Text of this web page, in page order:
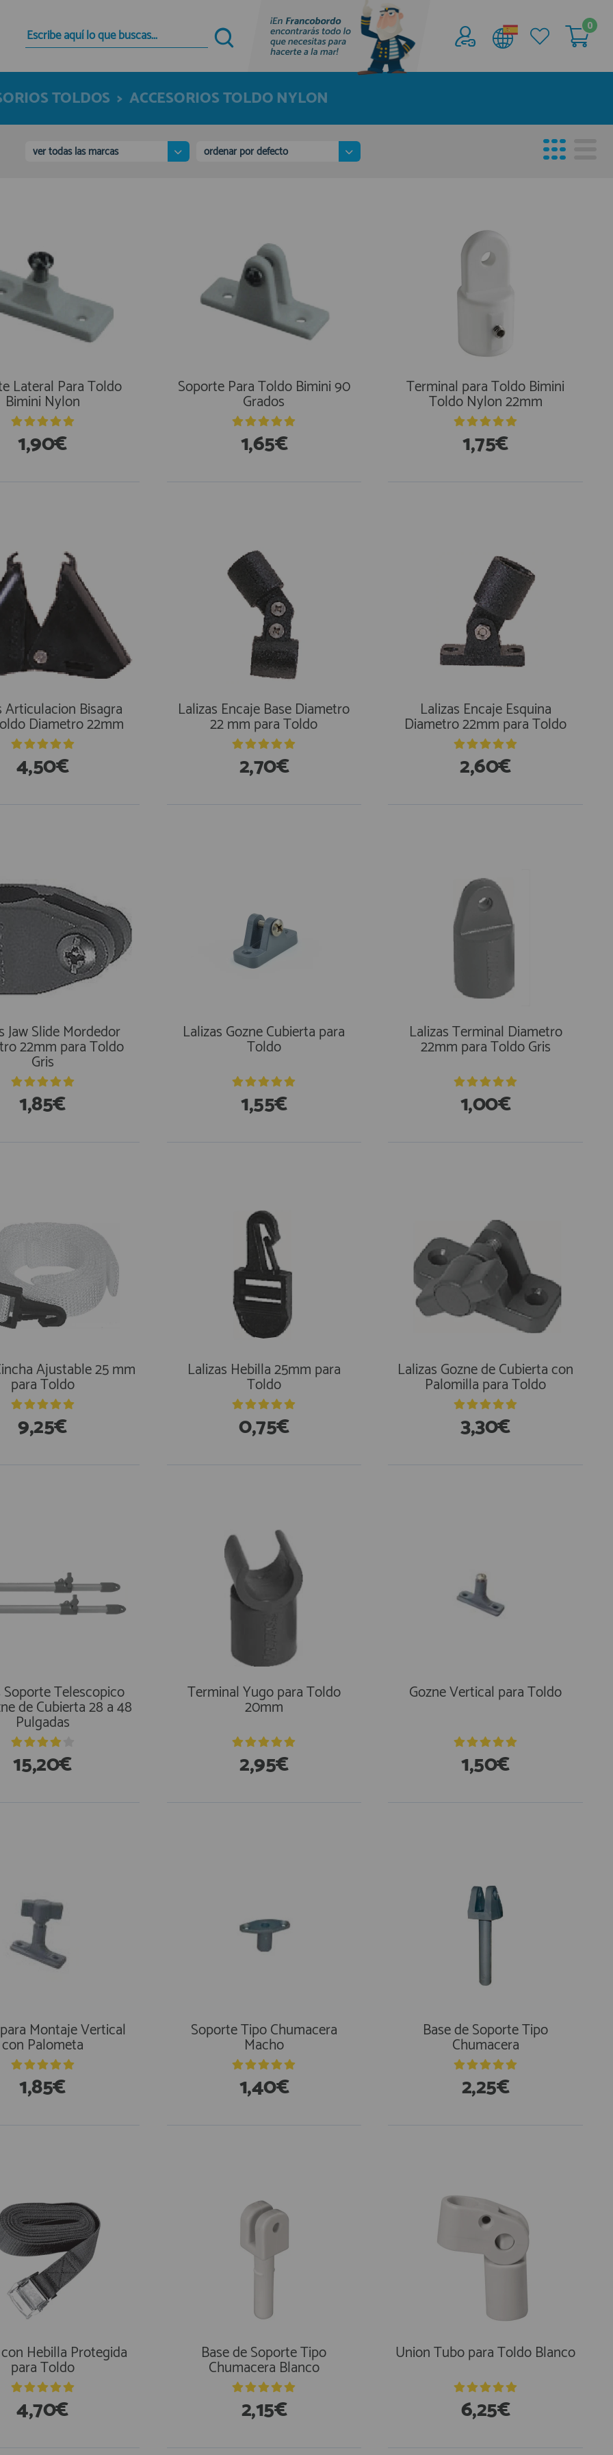
Quiero registrarme
Nuevo cliente
Al crear una cuenta en francobordo.com podrás
tienda virtual, revisar el estado de tus pedidos y
consultar tus operaciones anteriores.
Acceder al
Área profesionales
Únete ya a los mas de de 500 Profesionales de
la Náutica
0
TOLDOS > ACCESORIOS TOLDO NYLON
ver todas las marcas ordenar por defecto
Lateral Para Toldo
Bimini Nylon
1,90€
Soporte Para Toldo Bimini 90
Grados
1,65€
Terminal para Toldo Bimini
Toldo Nylon 22mm
1,75€
Articulacion Bisagra
Diametro 22mm
4,50€
Lalizas Encaje Base Diametro
22 mm para Toldo
2,70€
Lalizas Encaje Esquina
Diametro 22mm para Toldo
2,60€
Jaw Slide Mordedor
22mm para Toldo
Gris
1,85€
Lalizas Gozne Cubierta para
Toldo
1,55€
Lalizas Terminal Diametro
22mm para Toldo Gris
1,00€
Ajustable 25 mm
para Toldo
9,25€
Lalizas Hebilla 25mm para
Toldo
0,75€
Lalizas Gozne de Cubierta con
Palomilla para Toldo
3,30€
Soporte Telescopico
de Cubierta 28 a 48
Pulgadas
15,20€
Terminal Yugo para Toldo
20mm
2,95€
Gozne Vertical para Toldo
1,50€
Montaje Vertical
con Palometa
1,85€
Soporte Tipo Chumacera
Macho
1,40€
Base de Soporte Tipo
Chumacera
2,25€
Hebilla Protegida
para Toldo
4,70€
Base de Soporte Tipo
Chumacera Blanco
2,15€
Union Tubo para Toldo Blanco
6,25€